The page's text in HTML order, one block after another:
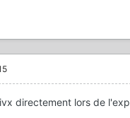
directement lors de